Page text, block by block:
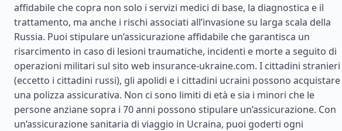
affidabile che copra non solo i servizi medici di base, la diagnostica e il
trattamento, ma anche i rischi associati all’invasione su larga scala della
Russia. Puoi stipulare un’assicurazione affidabile che garantisca un
risarcimento in caso di lesioni traumatiche, incidenti e morte a seguito di
operazioni militari sul sito web insurance-ukraine.com. I cittadini stranieri
(eccetto i cittadini russi), gli apolidi e i cittadini ucraini possono acquistare
una polizza assicurativa. Non ci sono limiti di età e sia i minori che le
persone anziane sopra i 70 anni possono stipulare un’assicurazione. Con
un’assicurazione sanitaria di viaggio in Ucraina, puoi goderti ogni